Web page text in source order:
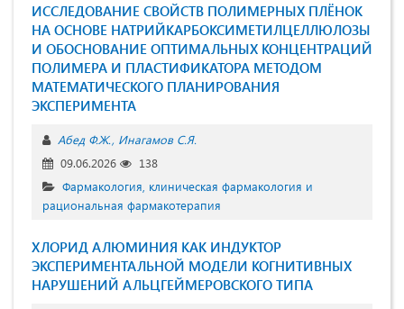
ИССЛЕДОВАНИЕ СВОЙСТВ ПОЛИМЕРНЫХ ПЛЁНОК
НА ОСНОВЕ НАТРИЙКАРБОКСИМЕТИЛЦЕЛЛЮЛОЗЫ
И ОБОСНОВАНИЕ ОПТИМАЛЬНЫХ КОНЦЕНТРАЦИЙ
ПОЛИМЕРА И ПЛАСТИФИКАТОРА МЕТОДОМ
МАТЕМАТИЧЕСКОГО ПЛАНИРОВАНИЯ
ЭКСПЕРИМЕНТА
Абед Ф.Ж. Инагамов С.Я.
09.06.2026
138
Фармакология, клиническая фармакология и
рациональная фармакотерапия
ХЛОРИД АЛЮМИНИЯ КАК ИНДУКТОР
ЭКСПЕРИМЕНТАЛЬНОЙ МОДЕЛИ КОГНИТИВНЫХ
НАРУШЕНИЙ АЛЬЦГЕЙМЕРОВСКОГО ТИПА